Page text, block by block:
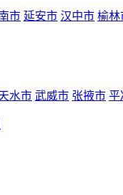
市 延安市 汉中市 榆林
水市 武威市 张掖市 平